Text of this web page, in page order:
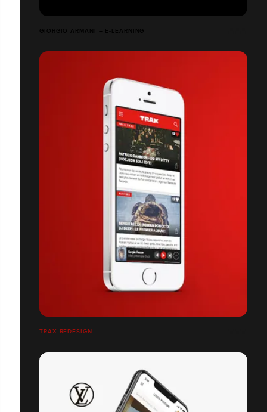
GIORGIO ARMANI – E-LEARNING
TRAX REDESIGN